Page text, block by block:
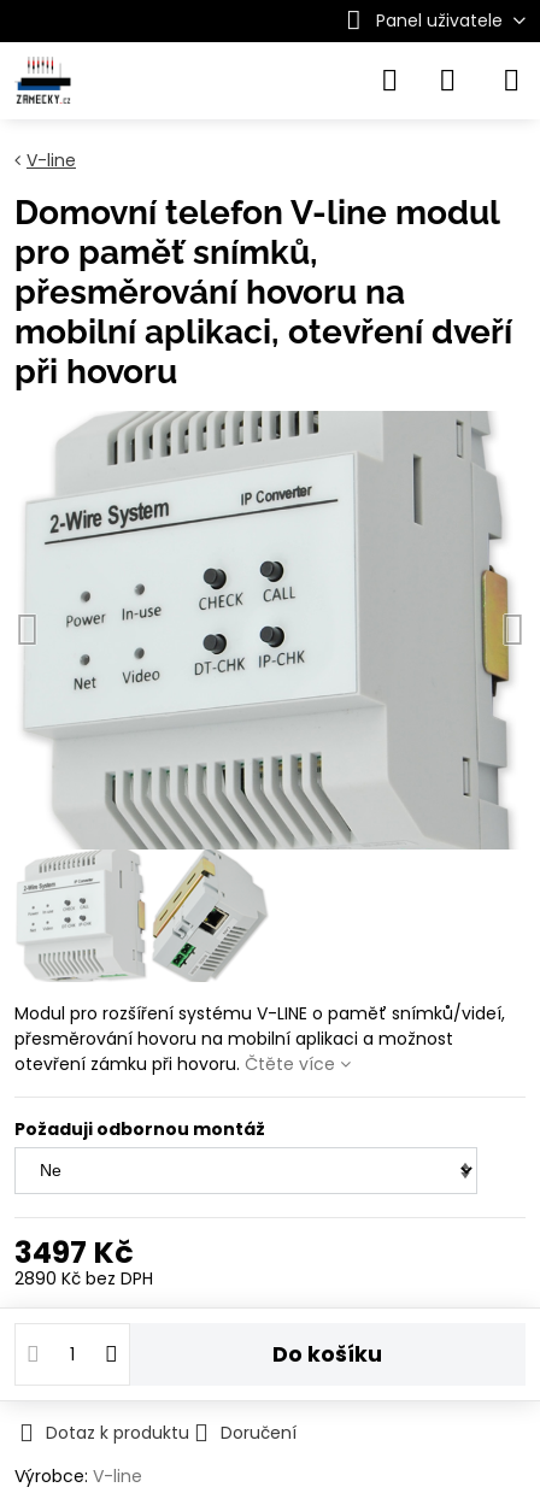
Panel uživatele
V-line
Domovní telefon V-line modul
pro paměť snímků,
přesměrování hovoru na
mobilní aplikaci, otevření dveří
při hovoru
Modul pro rozšíření systému V-LINE o paměť snímků/videí,
přesměrování hovoru na mobilní aplikaci a možnost
otevření zámku při hovoru. Čtěte více
Požaduji odbornou montáž
3497 Kč
2890 Kč bez DPH
Do košíku
Dotaz k produktu
Doručení
Výrobce: V-line